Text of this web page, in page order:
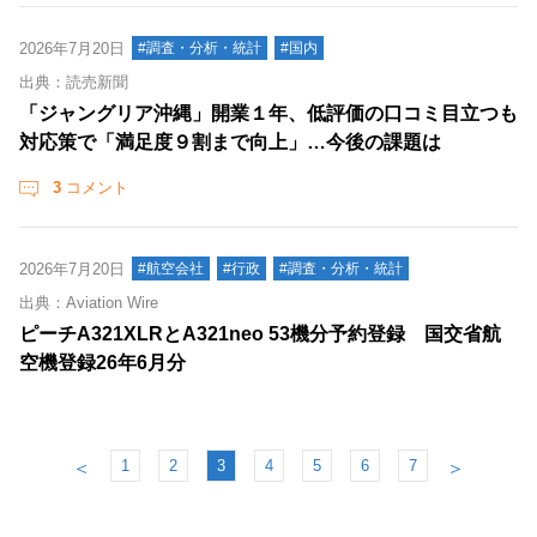
2026年7月20日 #調査・分析・統計 #国内
出典：読売新聞
「ジャングリア沖縄」開業１年、低評価の口コミ目立つも
対応策で「満足度９割まで向上」…今後の課題は
3 コメント
2026年7月20日 #航空会社 #行政 #調査・分析・統計
出典：Aviation Wire
ピーチA321XLRとA321neo 53機分予約登録 国交省航
空機登録26年6月分
＜ 1 2 3 4 5 6 7 ＞